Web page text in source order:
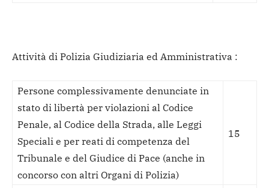
Attività di Polizia Giudiziaria ed Amministrativa :
Persone complessivamente denunciate in
stato di libertà per violazioni al Codice
Penale, al Codice della Strada, alle Leggi
Speciali e per reati di competenza del
Tribunale e del Giudice di Pace (anche in
concorso con altri Organi di Polizia)
15